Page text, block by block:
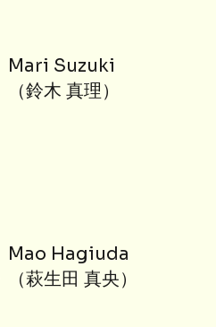
Mari Suzuki
（鈴木 真理）
Mao Hagiuda
（萩生田 真央）